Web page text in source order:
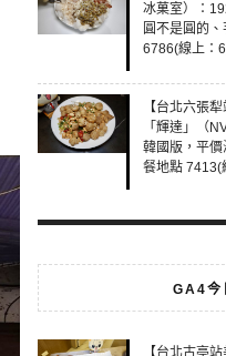
冰菓室）：
圓不是圓的
6786(線上：
【台北六張
「輝達」（
韓國版，平
餐地點 7413(
GA4今
【台北古亭